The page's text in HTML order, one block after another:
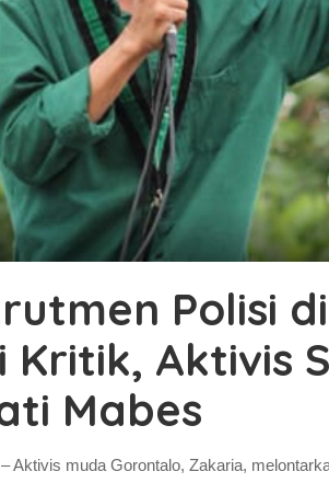
Polisi
Kritik, Aktivis
Mabes
Aktivis muda Gorontalo, Zakaria,